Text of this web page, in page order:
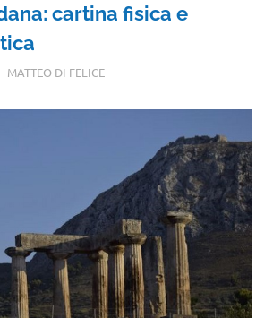
cartina fisica e
MATTEO DI FELICE